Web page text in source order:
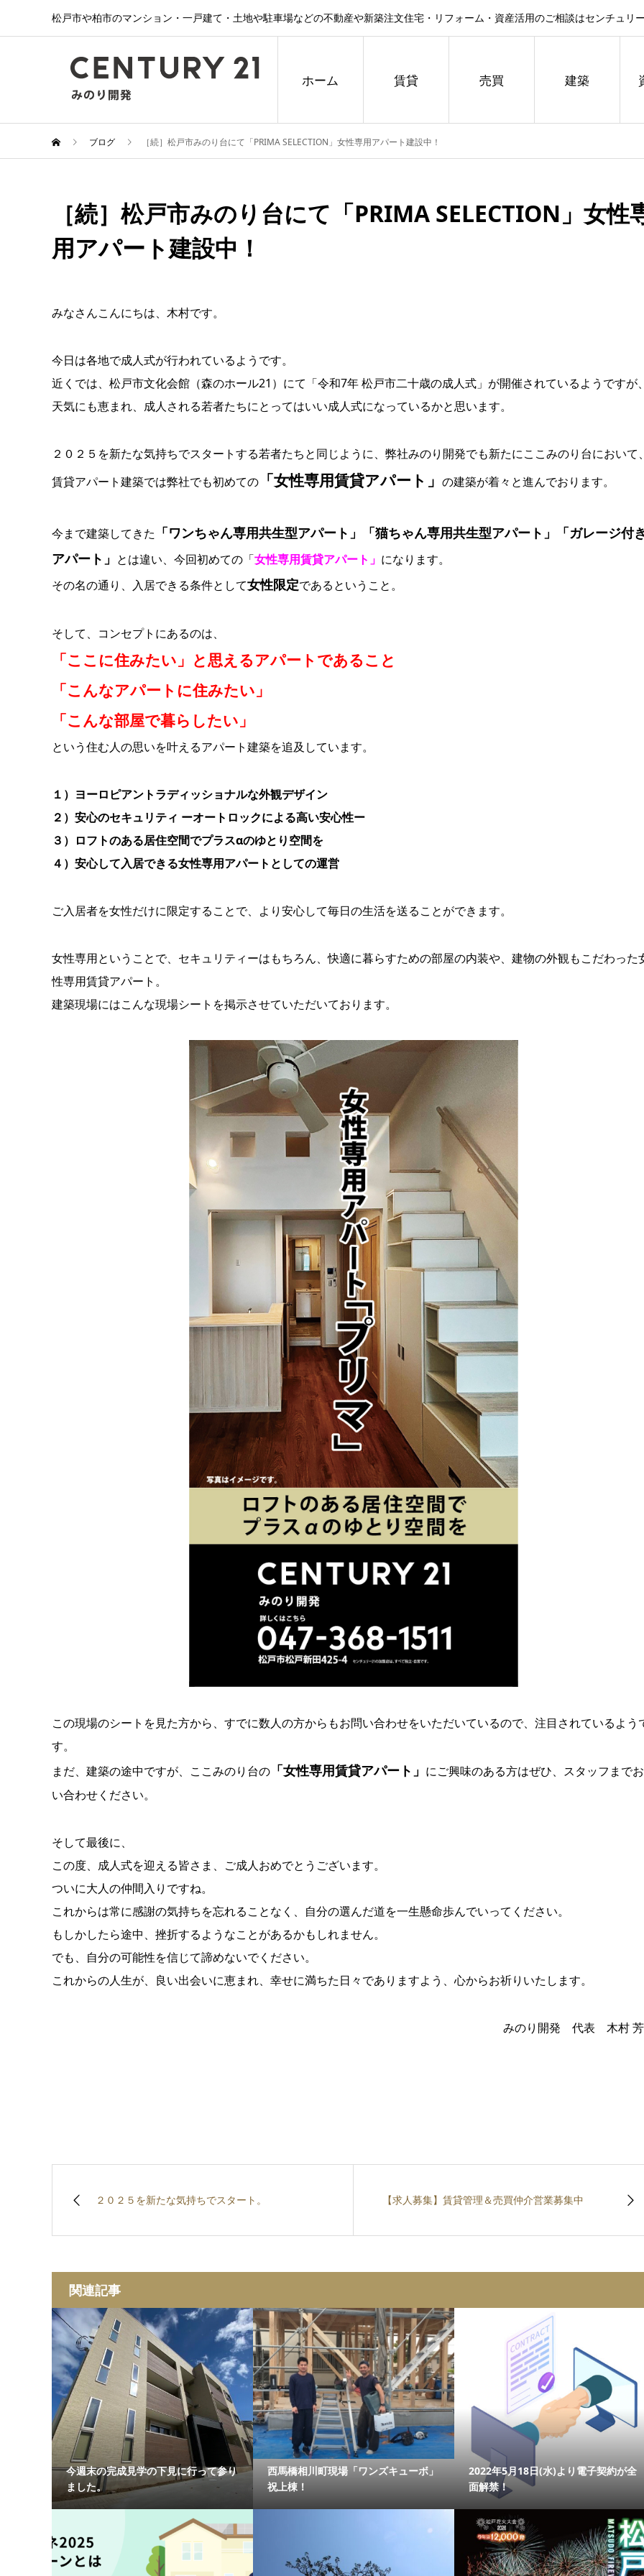
松戸市や柏市のマンション・一戸建て・土地や駐車場などの不動産や新築注文住宅・リフォーム・資産活用のご相談はセンチュリ
ホーム 賃貸 売買 建築
ブログ ［続］松戸市みのり台にて「PRIMA SELECTION」女性専用アパート建設中！
［続］松戸市みのり台にて「PRIMA SELECTION」女性
用アパート建設中！
みなさんこんにちは、木村です。
今日は各地で成人式が行われているようです。
近くでは、松戸市文化会館（森のホール21）にて「令和7年 松戸市二十歳の成人式」が開催されているようですが
天気にも恵まれ、成人される若者たちにとってはいい成人式になっているかと思います。
２０２５を新たな気持ちでスタートする若者たちと同じように、弊社みのり開発でも新たにここみのり台において
賃貸アパート建築では弊社でも初めての 「女性専用賃貸アパート」 の建築が着々と進んでおります。
今まで建築してきた 「ワンちゃん専用共生型アパート」「猫ちゃん専用共生型アパート」「ガレージ付
アパート」 とは違い、今回初めての「女性専用賃貸アパート」 になります。
その名の通り、入居できる条件として女性限定であるということ。
そして、コンセプトにあるのは、
「ここに住みたい」と思えるアパートであること
「こんなアパートに住みたい」
「こんな部屋で暮らしたい」
という住む人の思いを叶えるアパート建築を追及しています。
１）ヨーロピアントラディッショナルな外観デザイン
２）安心のセキュリティ ーオートロックによる高い安心性ー
３）ロフトのある居住空間でプラスαのゆとり空間を
４）安心して入居できる女性専用アパートとしての運営
ご入居者を女性だけに限定することで、より安心して毎日の生活を送ることができます。
女性専用ということで、セキュリティーはもちろん、快適に暮らすための部屋の内装や、建物の外観もこだわった
性専用賃貸アパート。
建築現場にはこんな現場シートを掲示させていただいております。
この現場のシートを見た方から、すでに数人の方からもお問い合わせをいただいているので、注目されているよう
す。
まだ、建築の途中ですが、ここみのり台の 「女性専用賃貸アパート」 にご興味のある方はぜひ、スタッフまで
い合わせください。
そして最後に、
この度、成人式を迎える皆さま、ご成人おめでとうございます。
ついに大人の仲間入りですね。
これからは常に感謝の気持ちを忘れることなく、自分の選んだ道を一生懸命歩んでいってください。
もしかしたら途中、挫折するようなことがあるかもしれません。
でも、自分の可能性を信じて諦めないでください。
これからの人生が、良い出会いに恵まれ、幸せに満ちた日々でありますよう、心からお祈りいたします。
みのり開発 代表 木村
２０２５を新たな気持ちでスタート。 【求人募集】賃貸管理＆売買仲介営業募集中
関連記事
今週末の完成見学の下見に行って参り
ました。
西馬橋相川町現場「ワンズキューボ」
祝上棟！
2022年5月18日(水)より電子契約が全
面解禁！